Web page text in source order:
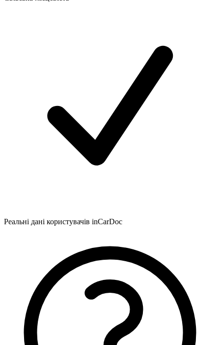
Реальні дані користувачів inCarDoc